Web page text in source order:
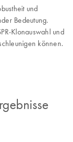
und
Bedeutung.
Klonauswahl und
können.